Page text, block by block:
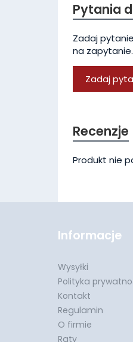
Pytania
Zadaj
na zapytanie.
Zadaj
Recenzje
Produkt nie
Informacje
Wysyłki
Polityka
Kontakt
Regulamin
O firmie
Raty